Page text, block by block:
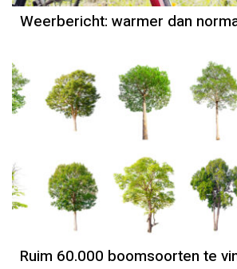
Weerbericht: warmer dan
Ruim 60.000 boomsoorten te